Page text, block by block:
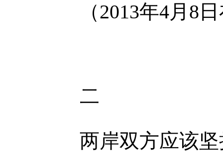
（2013年4月8日
二
两岸双方应该坚